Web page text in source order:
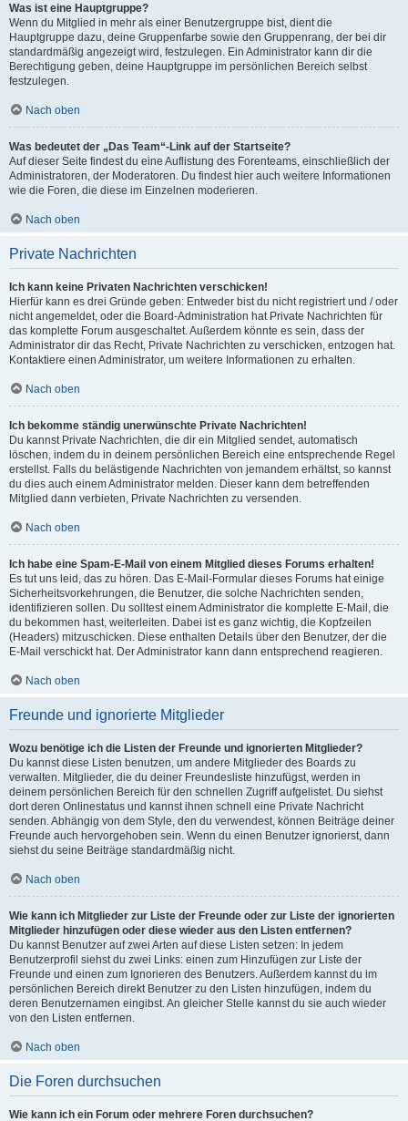
Was ist eine Hauptgruppe?
Wenn du Mitglied in mehr als einer Benutzergruppe bist, dient die
Hauptgruppe dazu, deine Gruppenfarbe sowie den Gruppenrang, der bei dir
standardmäßig angezeigt wird, festzulegen. Ein Administrator kann dir die
Berechtigung geben, deine Hauptgruppe im persönlichen Bereich selbst
festzulegen.
Nach oben
Was bedeutet der „Das Team“-Link auf der Startseite?
Auf dieser Seite findest du eine Auflistung des Forenteams, einschließlich der
Administratoren, der Moderatoren. Du findest hier auch weitere Informationen
wie die Foren, die diese im Einzelnen moderieren.
Nach oben
Private Nachrichten
Ich kann keine Privaten Nachrichten verschicken!
Hierfür kann es drei Gründe geben: Entweder bist du nicht registriert und / oder
nicht angemeldet, oder die Board-Administration hat Private Nachrichten für
das komplette Forum ausgeschaltet. Außerdem könnte es sein, dass der
Administrator dir das Recht, Private Nachrichten zu verschicken, entzogen hat.
Kontaktiere einen Administrator, um weitere Informationen zu erhalten.
Nach oben
Ich bekomme ständig unerwünschte Private Nachrichten!
Du kannst Private Nachrichten, die dir ein Mitglied sendet, automatisch
löschen, indem du in deinem persönlichen Bereich eine entsprechende Regel
erstellst. Falls du belästigende Nachrichten von jemandem erhältst, so kannst
du dies auch einem Administrator melden. Dieser kann dem betreffenden
Mitglied dann verbieten, Private Nachrichten zu versenden.
Nach oben
Ich habe eine Spam-E-Mail von einem Mitglied dieses Forums erhalten!
Es tut uns leid, das zu hören. Das E-Mail-Formular dieses Forums hat einige
Sicherheitsvorkehrungen, die Benutzer, die solche Nachrichten senden,
identifizieren sollen. Du solltest einem Administrator die komplette E-Mail, die
du bekommen hast, weiterleiten. Dabei ist es ganz wichtig, die Kopfzeilen
(Headers) mitzuschicken. Diese enthalten Details über den Benutzer, der die
E-Mail verschickt hat. Der Administrator kann dann entsprechend reagieren.
Nach oben
Freunde und ignorierte Mitglieder
Wozu benötige ich die Listen der Freunde und ignorierten Mitglieder?
Du kannst diese Listen benutzen, um andere Mitglieder des Boards zu
verwalten. Mitglieder, die du deiner Freundesliste hinzufügst, werden in
deinem persönlichen Bereich für den schnellen Zugriff aufgelistet. Du siehst
dort deren Onlinestatus und kannst ihnen schnell eine Private Nachricht
senden. Abhängig von dem Style, den du verwendest, können Beiträge deiner
Freunde auch hervorgehoben sein. Wenn du einen Benutzer ignorierst, dann
siehst du seine Beiträge standardmäßig nicht.
Nach oben
Wie kann ich Mitglieder zur Liste der Freunde oder zur Liste der ignorierten
Mitglieder hinzufügen oder diese wieder aus den Listen entfernen?
Du kannst Benutzer auf zwei Arten auf diese Listen setzen: In jedem
Benutzerprofil siehst du zwei Links: einen zum Hinzufügen zur Liste der
Freunde und einen zum Ignorieren des Benutzers. Außerdem kannst du im
persönlichen Bereich direkt Benutzer zu den Listen hinzufügen, indem du
deren Benutzernamen eingibst. An gleicher Stelle kannst du sie auch wieder
von den Listen entfernen.
Nach oben
Die Foren durchsuchen
Wie kann ich ein Forum oder mehrere Foren durchsuchen?